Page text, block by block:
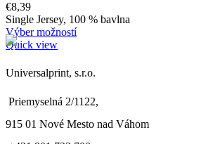
€8,39
Single Jersey, 100 % bavlna
Výber možností
Quick view
Universalprint, s.r.o.
Priemyselná 2/1122,
915 01 Nové Mesto nad Váhom